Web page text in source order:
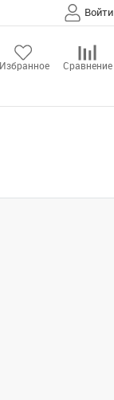
Войти
Избранное Сравнение